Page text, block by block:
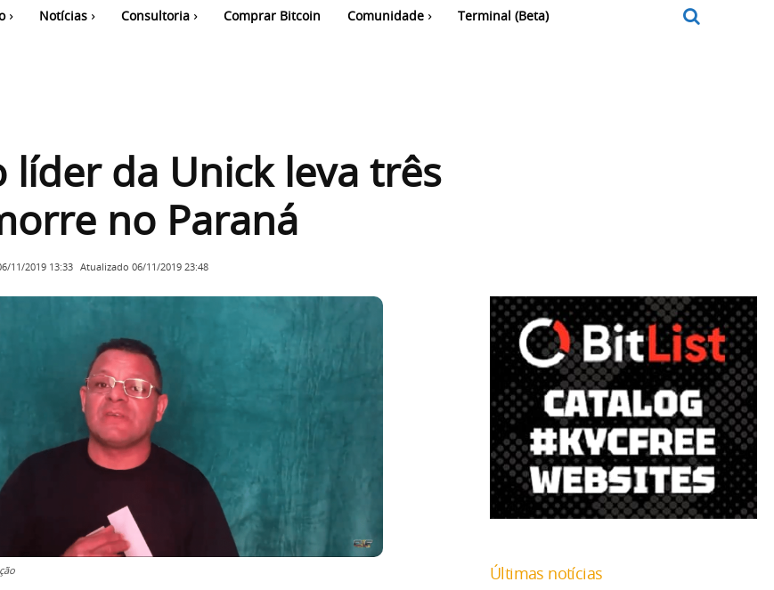
Notícias Consultoria Comprar Bitcoin Comunidade Terminal (Beta)
líder da Unick leva três
no Paraná
11/2019 13:33 Atualizado 06/11/2019 23:48
Últimas notícias